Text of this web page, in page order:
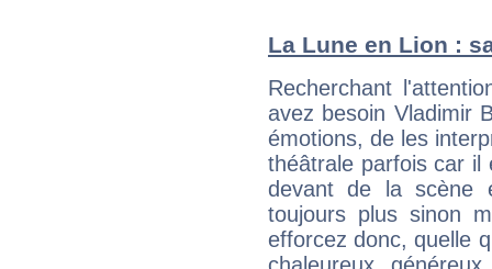
La Lune en Lion :
Recherchant
avez besoin Vladimir
émotions, de les
théâtrale parfois car il
devant de la scène
toujours plus sinon
efforcez donc, quelle